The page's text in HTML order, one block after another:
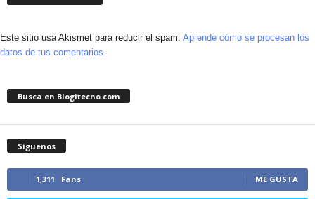
Este sitio usa Akismet para reducir el spam. Aprende cómo se procesan los
datos de tus comentarios.
Busca en Blogitecno.com
Síguenos
1,311 Fans ME GUSTA